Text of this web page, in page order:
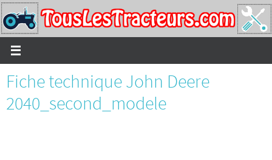
Passer
vers
le
contenu
Fiche technique John Deere
2040_second_modele